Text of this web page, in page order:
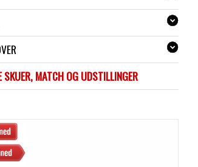
SKUER, MATCH OG UDSTILLINGER